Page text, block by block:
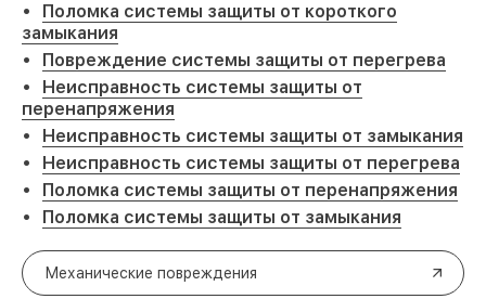
Поломка системы защиты от короткого
замыкания
Повреждение системы защиты от перегрева
Неисправность системы защиты от
перенапряжения
Неисправность системы защиты от замыкания
Неисправность системы защиты от перегрева
Поломка системы защиты от перенапряжения
Поломка системы защиты от замыкания
Механические повреждения